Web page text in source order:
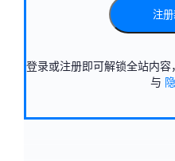
注
登录或注册即可解锁全站内
与